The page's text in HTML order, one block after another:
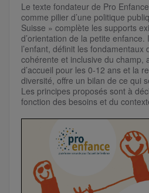
Le texte fondateur de Pro Enfance
comme pilier d’une politique
Suisse » complète les supports
d’orientation de la petite enfance.
l’enfant, définit les fondamentaux
cohérente et inclusive du champ,
d’accueil pour les 0-12 ans et la
diversité, offre un bilan de ce qui
Les principes proposés sont à
fonction des besoins et du